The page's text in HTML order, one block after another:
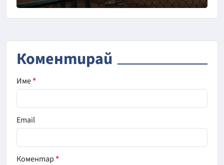
Коментирай
Име*
Email
Коментар*